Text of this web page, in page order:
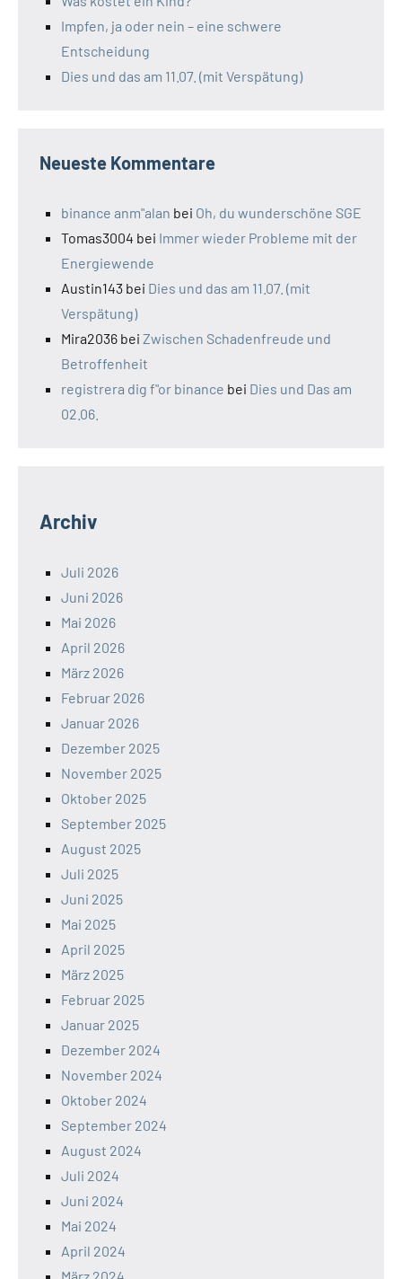
Impfen, ja oder nein – eine schwere
Entscheidung
Dies und das am 11.07. (mit Verspätung)
Neueste Kommentare
binance anm"alan bei Oh, du wunderschöne SGE
Tomas3004 bei Immer wieder Probleme mit der
Energiewende
Austin143 bei Dies und das am 11.07. (mit
Verspätung)
Mira2036 bei Zwischen Schadenfreude und
Betroffenheit
registrera dig f"or binance bei Dies und Das am
02.06.
Archiv
Juli 2026
Juni 2026
Mai 2026
April 2026
März 2026
Februar 2026
Januar 2026
Dezember 2025
November 2025
Oktober 2025
September 2025
August 2025
Juli 2025
Juni 2025
Mai 2025
April 2025
März 2025
Februar 2025
Januar 2025
Dezember 2024
November 2024
Oktober 2024
September 2024
August 2024
Juli 2024
Juni 2024
Mai 2024
April 2024